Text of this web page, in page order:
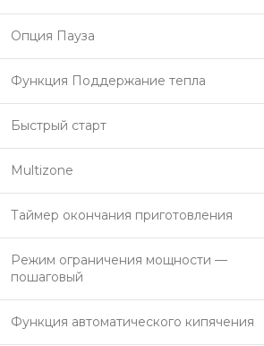
Опция Пауза
Функция Поддержание тепла
Быстрый старт
Multizone
Таймер окончания приготовления
Режим ограничения мощности —
пошаговый
Функция автоматического кипячения